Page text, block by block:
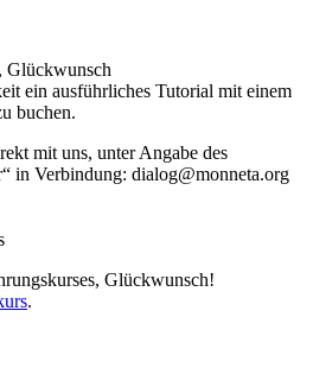
Glückwunsch
ein ausführliches Tutorial mit einem
buchen.
mit uns, unter Angabe des
in Verbindung: dialog@monneta.org
Glückwunsch!
.